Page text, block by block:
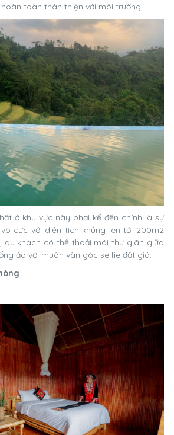
toàn thân thiện với môi trường.
ở khu vực này phải kể đến chính là sự
cực với diện tích khủng lên tới 200m2
du khách có thể thoải mái thư giãn giữa
ảo với muôn vàn góc selfie đắt giá.